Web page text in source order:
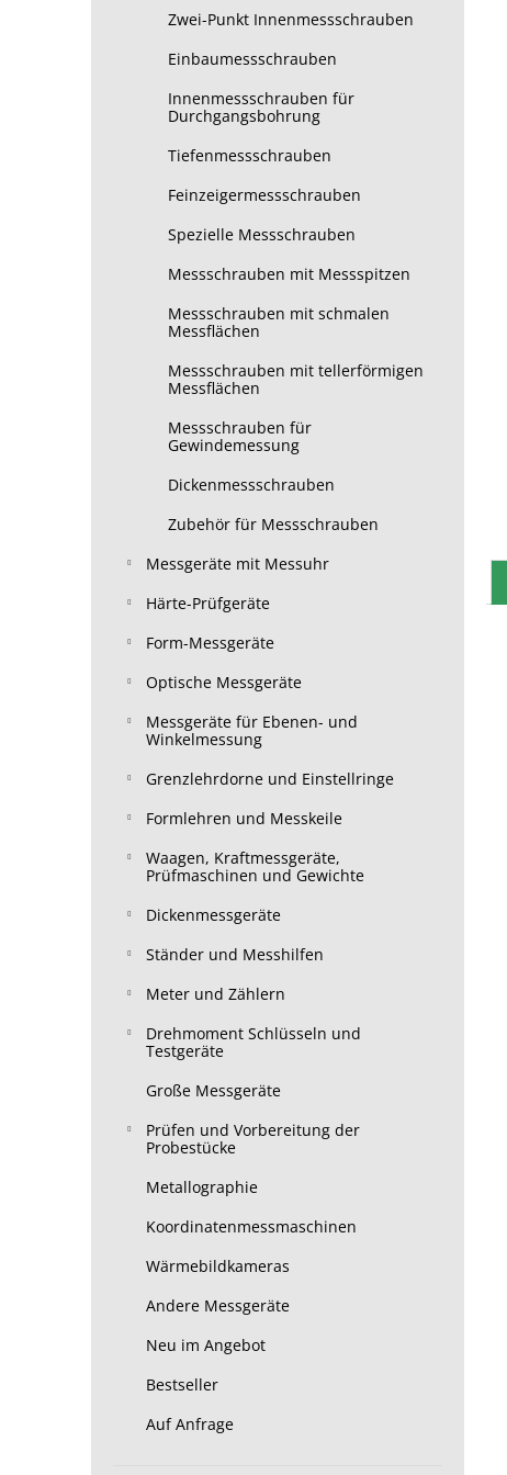
Zwei-Punkt Innenmessschrauben
Einbaumessschrauben
Innenmessschrauben für
Durchgangsbohrung
Tiefenmessschrauben
Feinzeigermessschrauben
Spezielle Messschrauben
Messschrauben mit Messspitzen
Messschrauben mit schmalen
Messflächen
Messschrauben mit tellerförmigen
Messflächen
Messschrauben für
Gewindemessung
Dickenmessschrauben
Zubehör für Messschrauben
Messgeräte mit Messuhr
Härte-Prüfgeräte
Form-Messgeräte
Optische Messgeräte
Messgeräte für Ebenen- und
Winkelmessung
Grenzlehrdorne und Einstellringe
Formlehren und Messkeile
Waagen, Kraftmessgeräte,
Prüfmaschinen und Gewichte
Dickenmessgeräte
Ständer und Messhilfen
Meter und Zählern
Drehmoment Schlüsseln und
Testgeräte
Große Messgeräte
Prüfen und Vorbereitung der
Probestücke
Metallographie
Koordinatenmessmaschinen
Wärmebildkameras
Andere Messgeräte
Neu im Angebot
Bestseller
Auf Anfrage